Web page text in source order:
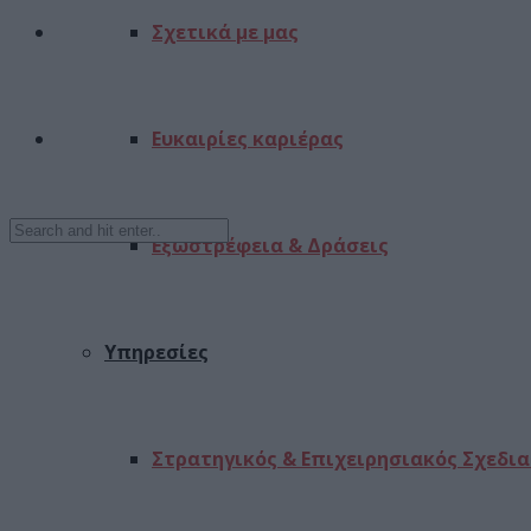
Σχετικά με μας
Ευκαιρίες καριέρας
Εξωστρέφεια & Δράσεις
Υπηρεσίες
Στρατηγικός & Επιχειρησιακός